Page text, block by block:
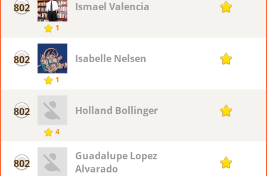
802
1
Ismael Valencia 1
802
1
Isabelle Nelsen 1
802
4
Holland Bollinger 1
802
Guadalupe Lopez
Alvarado
1